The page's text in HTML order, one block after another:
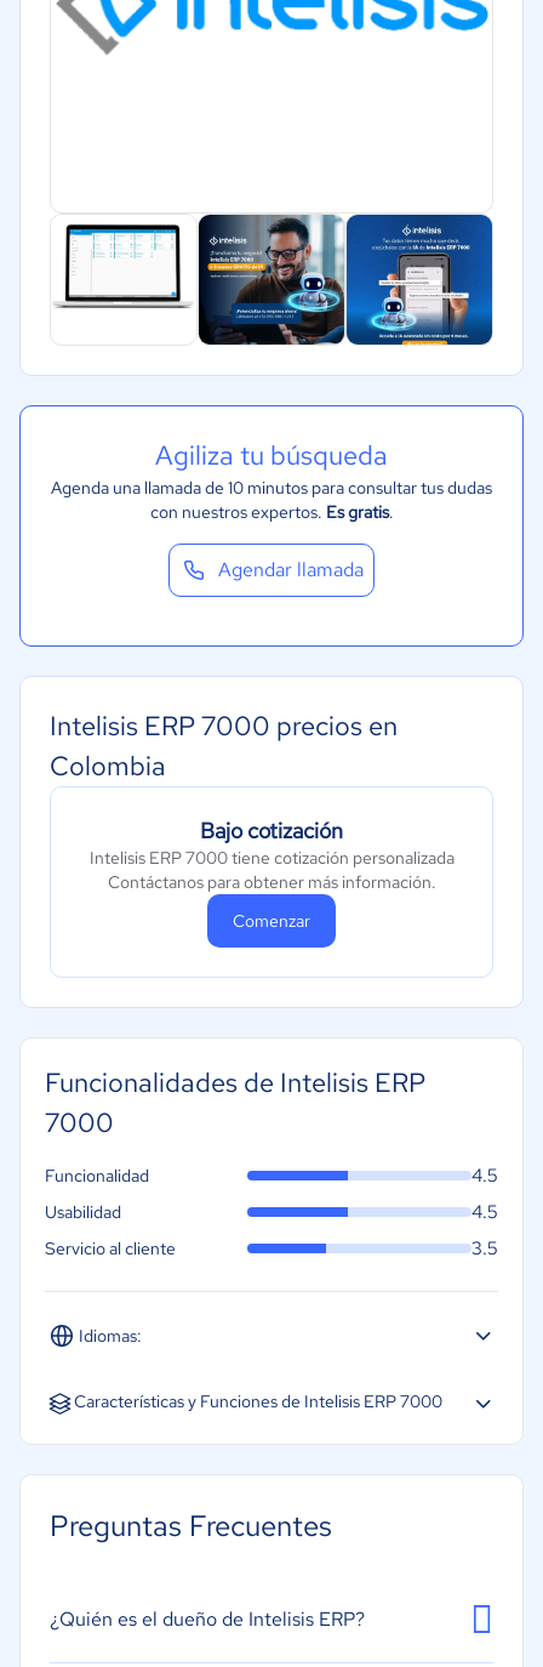
Agiliza tu búsqueda
Agenda una llamada de 10 minutos para consultar tus dudas
con nuestros expertos. Es gratis.
Agendar llamada
Intelisis ERP 7000 precios en
Colombia
Bajo cotización
Intelisis ERP 7000 tiene cotización personalizada
Contáctanos para obtener más información.
Comenzar
Funcionalidades de Intelisis ERP
7000
Idiomas:
Español Inglés
Funcionalidad 4.5
Usabilidad 4.5
Servicio al cliente 3.5
Características y Funciones de Intelisis ERP 7000
Gestión de cadena de suministro
Gestión financiera
Preguntas Frecuentes
¿Quién es el dueño de Intelisis ERP?